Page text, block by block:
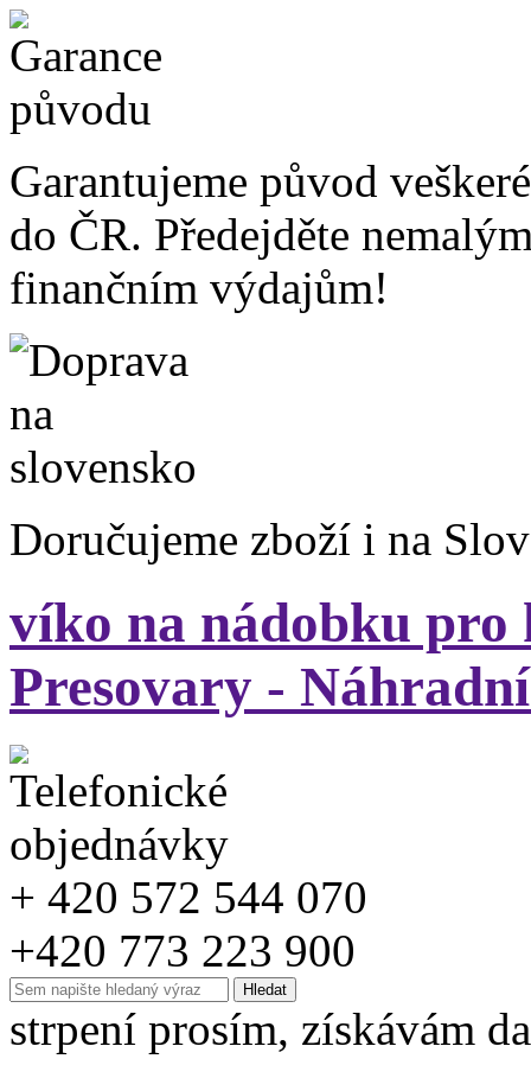
Garantujeme původ
do ČR. Předejděte
finančním výdajům!
Doručujeme zboží i na
víko na nádobku
Presovary -
+ 420 572 544 070
+420 773 223 900
strpení prosím, získávám